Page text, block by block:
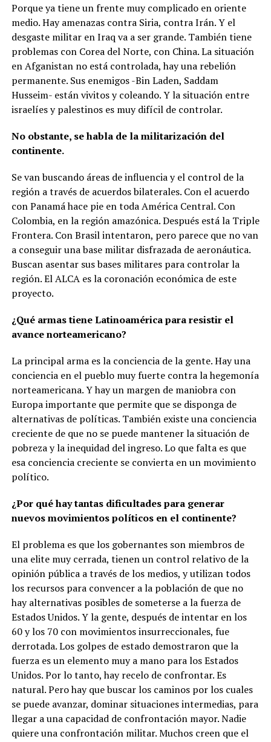
Porque ya tiene un frente muy complicado en oriente
medio. Hay amenazas contra Siria, contra Irán. Y el
desgaste militar en Iraq va a ser grande. También tiene
problemas con Corea del Norte, con China. La situación
en Afganistan no está controlada, hay una rebelión
permanente. Sus enemigos -Bin Laden, Saddam
Husseim- están vivitos y coleando. Y la situación entre
israelíes y palestinos es muy difícil de controlar.
No obstante, se habla de la militarización del
continente.
Se van buscando áreas de influencia y el control de la
región a través de acuerdos bilaterales. Con el acuerdo
con Panamá hace pie en toda América Central. Con
Colombia, en la región amazónica. Después está la Triple
Frontera. Con Brasil intentaron, pero parece que no van
a conseguir una base militar disfrazada de aeronáutica.
Buscan asentar sus bases militares para controlar la
región. El ALCA es la coronación económica de este
proyecto.
¿Qué armas tiene Latinoamérica para resistir el
avance norteamericano?
La principal arma es la conciencia de la gente. Hay una
conciencia en el pueblo muy fuerte contra la hegemonía
norteamericana. Y hay un margen de maniobra con
Europa importante que permite que se disponga de
alternativas de políticas. También existe una conciencia
creciente de que no se puede mantener la situación de
pobreza y la inequidad del ingreso. Lo que falta es que
esa conciencia creciente se convierta en un movimiento
político.
¿Por qué hay tantas dificultades para generar
nuevos movimientos políticos en el continente?
El problema es que los gobernantes son miembros de
una elite muy cerrada, tienen un control relativo de la
opinión pública a través de los medios, y utilizan todos
los recursos para convencer a la población de que no
hay alternativas posibles de someterse a la fuerza de
Estados Unidos. Y la gente, después de intentar en los
60 y los 70 con movimientos insurreccionales, fue
derrotada. Los golpes de estado demostraron que la
fuerza es un elemento muy a mano para los Estados
Unidos. Por lo tanto, hay recelo de confrontar. Es
natural. Pero hay que buscar los caminos por los cuales
se puede avanzar, dominar situaciones intermedias, para
llegar a una capacidad de confrontación mayor. Nadie
quiere una confrontación militar. Muchos creen que el